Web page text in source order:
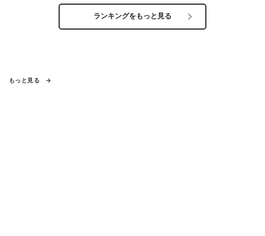
ランキングをもっと見る
もっと見る